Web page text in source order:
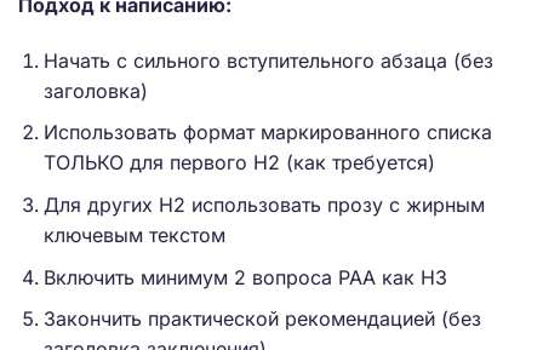
Начать с сильного вступительного абзаца (без
заголовка)
Использовать формат маркированного списка
ТОЛЬКО для первого H2 (как требуется)
Для других H2 использовать прозу с жирным
ключевым текстом
Включить минимум 2 вопроса PAA как H3
Закончить практической рекомендацией (без